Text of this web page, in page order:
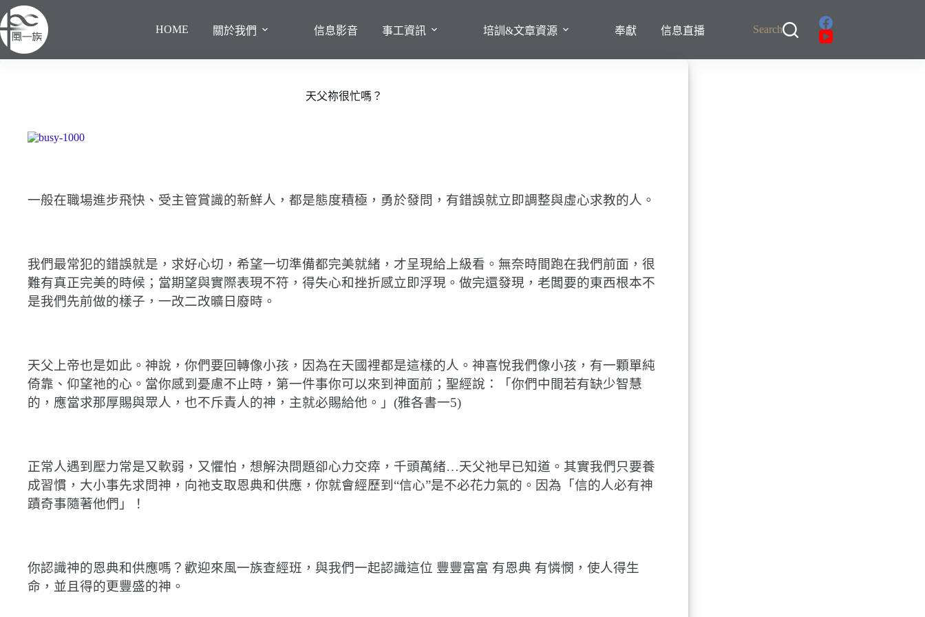
至
主
要
HOME 關於我們 信息影音 事工資訊 培訓&文章資源 奉獻 信息直播 Search
天父祢很忙嗎？
一般在職場進步飛快、受主管賞識的新鮮人，都是態度積極，勇於發問，有錯誤就立即調整與虛心求教的人。
我們最常犯的錯誤就是，求好心切，希望一切準備都完美就緒，才呈現給上級看。無奈時間跑在我們前面，很
難有真正完美的時候；當期望與實際表現不符，得失心和挫折感立即浮現。做完還發現，老闆要的東西根本不
是我們先前做的樣子，一改二改曠日廢時。
天父上帝也是如此。神說，你們要回轉像小孩，因為在天國裡都是這樣的人。神喜悅我們像小孩，有一顆單純
倚靠、仰望祂的心。當你感到憂慮不止時，第一件事你可以來到神面前；聖經說：「你們中間若有缺少智慧
的，應當求那厚賜與眾人，也不斥責人的神，主就必賜給他。」(雅各書一5)
正常人遇到壓力常是又軟弱，又懼怕，想解決問題卻心力交瘁，千頭萬緒…天父祂早已知道。其實我們只要養
成習慣，大小事先求問神，向祂支取恩典和供應，你就會經歷到“信心”是不必花力氣的。因為「信的人必有神
蹟奇事隨著他們」！
你認識神的恩典和供應嗎？歡迎來風一族查經班，與我們一起認識這位 豐豐富富 有恩典 有憐憫，使人得生
命，並且得的更豐盛的神。